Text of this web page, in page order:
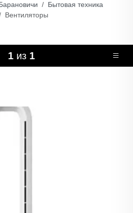
Бытовая техника
Вентиляторы
1 из 1